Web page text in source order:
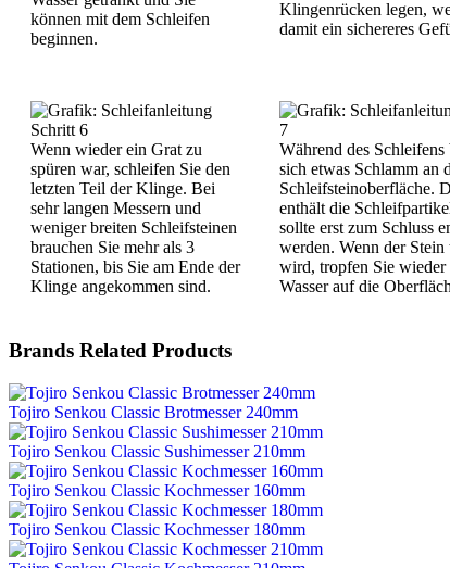
können mit dem Schleifen
beginnen.
Klingenrücken legen,
damit ein sichereres
Wenn wieder ein Grat zu
spüren war, schleifen Sie den
letzten Teil der Klinge. Bei
sehr langen Messern und
weniger breiten Schleifsteinen
brauchen Sie mehr als 3
Stationen, bis Sie am Ende der
Klinge angekommen sind.
Während des Schleifens
sich etwas Schlamm an
Schleifsteinoberfläche.
enthält die
sollte erst zum Schluss
werden. Wenn der Stein
wird, tropfen Sie wieder
Wasser auf die
Brands Related Products
Tojiro Senkou Classic Brotmesser 240mm
Tojiro Senkou Classic Sushimesser 210mm
Tojiro Senkou Classic Kochmesser 160mm
Tojiro Senkou Classic Kochmesser 180mm